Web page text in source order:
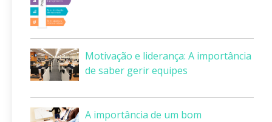
Motivação e liderança: A importância
de saber gerir equipes
A importância de um bom